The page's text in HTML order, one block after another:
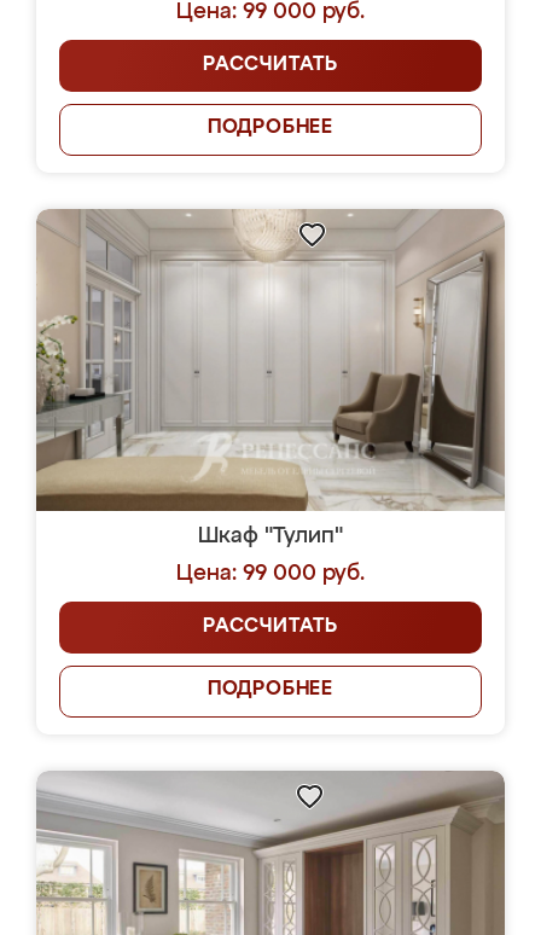
Цена: 99 000 руб.
РАССЧИТАТЬ
ПОДРОБНЕЕ
Шкаф "Тулип"
Цена: 99 000 руб.
РАССЧИТАТЬ
ПОДРОБНЕЕ